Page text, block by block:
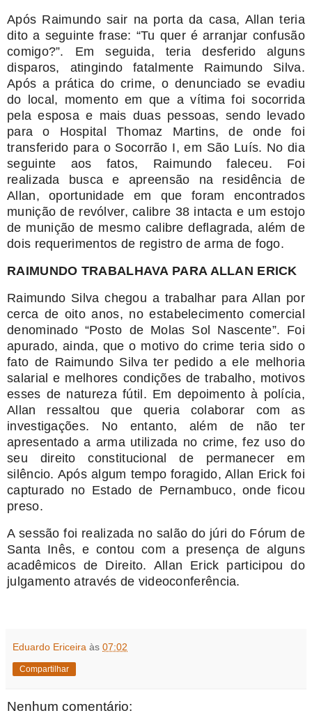
Após Raimundo sair na porta da casa, Allan teria
dito a seguinte frase: “Tu quer é arranjar confusão
comigo?”. Em seguida, teria desferido alguns
disparos, atingindo fatalmente Raimundo Silva.
Após a prática do crime, o denunciado se evadiu
do local, momento em que a vítima foi socorrida
pela esposa e mais duas pessoas, sendo levado
para o Hospital Thomaz Martins, de onde foi
transferido para o Socorrão I, em São Luís. No dia
seguinte aos fatos, Raimundo faleceu. Foi
realizada busca e apreensão na residência de
Allan, oportunidade em que foram encontrados
munição de revólver, calibre 38 intacta e um estojo
de munição de mesmo calibre deflagrada, além de
dois requerimentos de registro de arma de fogo.
RAIMUNDO TRABALHAVA PARA ALLAN ERICK
Raimundo Silva chegou a trabalhar para Allan por
cerca de oito anos, no estabelecimento comercial
denominado “Posto de Molas Sol Nascente”. Foi
apurado, ainda, que o motivo do crime teria sido o
fato de Raimundo Silva ter pedido a ele melhoria
salarial e melhores condições de trabalho, motivos
esses de natureza fútil. Em depoimento à polícia,
Allan ressaltou que queria colaborar com as
investigações. No entanto, além de não ter
apresentado a arma utilizada no crime, fez uso do
seu direito constitucional de permanecer em
silêncio. Após algum tempo foragido, Allan Erick foi
capturado no Estado de Pernambuco, onde ficou
preso.
A sessão foi realizada no salão do júri do Fórum de
Santa Inês, e contou com a presença de alguns
acadêmicos de Direito. Allan Erick participou do
julgamento através de videoconferência.
Eduardo Ericeira às 07:02
Compartilhar
Nenhum comentário: